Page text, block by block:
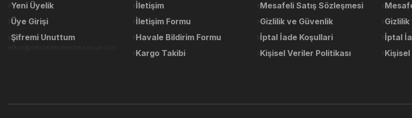
Bu ürüne benzer farklı alternatifler olmalı.
Yeni Üyelik
Üye Girişi
Şifremi Unuttum
İletişim
İletişim Formu
Havale Bildirim Formu
Kargo Takibi
Mesafeli Satış Sözleşmesi
Gizlilik ve Güvenlik
İptal İade Koşullari
Kişisel Veriler Politikası
İptal
Kişisel